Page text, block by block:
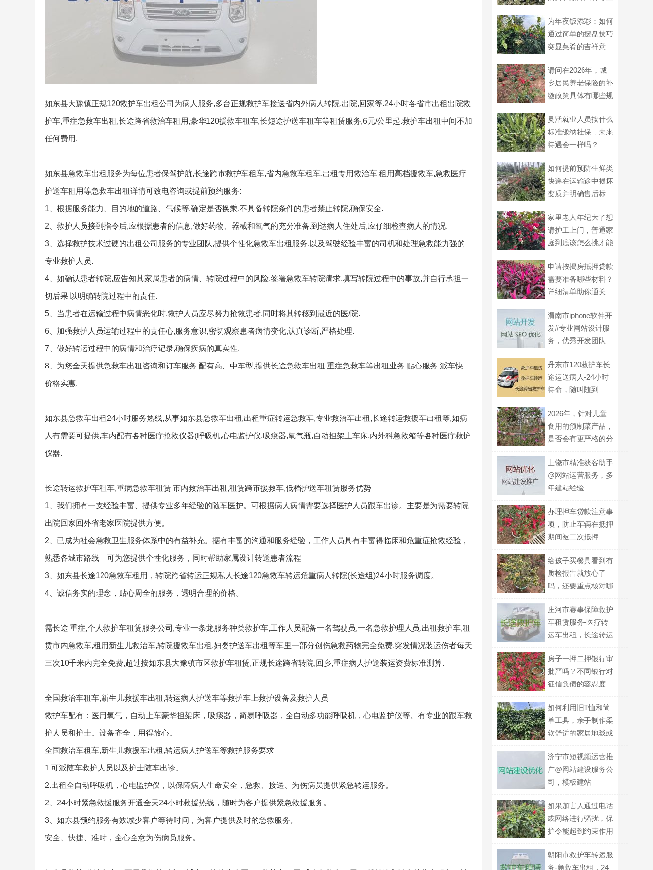
如东县大豫镇正规120救护车出租公司为病人服务,多台正规救护车接送省内外病人转院,出院,回家等.24小时各省市出租出院救
护车,重症急救车出租,长途跨省救治车租用,豪华120援救车租车,长短途护送车租车等租赁服务,6元/公里起.救护车出租中间不加
任何费用.
如东县急救车出租服务为每位患者保驾护航,长途跨市救护车租车,省内急救车租车,出租专用救治车,租用高档援救车,急救医疗
护送车租用等急救车出租详情可致电咨询或提前预约服务:
1、根据服务能力、目的地的道路、气候等,确定是否换乘.不具备转院条件的患者禁止转院,确保安全.
2、救护人员接到指令后,应根据患者的信息,做好药物、器械和氧气的充分准备.到达病人住处后,应仔细检查病人的情况.
3、选择救护技术过硬的出租公司服务的专业团队,提供个性化急救车出租服务.以及驾驶经验丰富的司机和处理急救能力强的
专业救护人员.
4、如确认患者转院,应告知其家属患者的病情、转院过程中的风险,签署急救车转院请求,填写转院过程中的事故,并自行承担一
切后果,以明确转院过程中的责任.
5、当患者在运输过程中病情恶化时,救护人员应尽努力抢救患者,同时将其转移到最近的医/院.
6、加强救护人员运输过程中的责任心,服务意识,密切观察患者病情变化,认真诊断,严格处理.
7、做好转运过程中的病情和治疗记录,确保疾病的真实性.
8、为您全天提供急救车出租咨询和订车服务,配有高、中车型,提供长途急救车出租,重症急救车等出租业务.贴心服务,派车快,
价格实惠.
如东县急救车出租24小时服务热线,从事如东县急救车出租,出租重症转运急救车,专业救治车出租,长途转运救援车出租等,如病
人有需要可提供,车内配有各种医疗抢救仪器(呼吸机,心电监护仪,吸痰器,氧气瓶,自动担架上车床,内外科急救箱等各种医疗救护
仪器.
长途转运救护车租车,重病急救车租赁,市内救治车出租,租赁跨市援救车,低档护送车租赁服务优势
1、我们拥有一支经验丰富、提供专业多年经验的随车医护。可根据病人病情需要选择医护人员跟车出诊。主要是为需要转院
出院回家回外省老家医院提供方便。
2、已成为社会急救卫生服务体系中的有益补充。据有丰富的沟通和服务经验，工作人员具有丰富得临床和危重症抢救经验，
熟悉各城市路线，可为您提供个性化服务，同时帮助家属设计转送患者流程
3、如东县长途120急救车租用，转院跨省转运正规私人长途120急救车转运危重病人转院(长途组)24小时服务调度。
4、诚信务实的理念，贴心周全的服务，透明合理的价格。
需长途,重症,个人救护车租赁服务公司,专业一条龙服务种类救护车,工作人员配备一名驾驶员,一名急救护理人员.出租救护车,租
赁市内急救车,租用新生儿救治车,转院援救车出租,妇婴护送车出租等车里一部分创伤急救药物完全免费,突发情况装运伤者每天
三次10千米内完全免费,超过按如东县大豫镇市区救护车租赁,正规长途跨省转院,回乡,重症病人护送装运资费标准测算.
全国救治车租车,新生儿救援车出租,转运病人护送车等救护车上救护设备及救护人员
救护车配有：医用氧气，自动上车豪华担架床，吸痰器，简易呼吸器，全自动多功能呼吸机，心电监护仪等。有专业的跟车救
护人员和护士。设备齐全，用得放心。
全国救治车租车,新生儿救援车出租,转运病人护送车等救护服务要求
1.可派随车救护人员以及护士随车出诊。
2.出租全自动呼吸机，心电监护仪，以保障病人生命安全，急救、接送、为伤病员提供紧急转运服务。
2、24小时紧急救援服务开通全天24小时救援热线，随时为客户提供紧急救援服务。
3、如东县预约服务有效减少客户等待时间，为客户提供及时的急救服务。
安全、快捷、准时，全心全意为伤病员服务。
为年夜饭添彩：如何
通过简单的摆盘技巧
突显菜肴的吉祥意
请问在2026年，城
乡居民养老保险的补
缴政策具体有哪些规
灵活就业人员按什么
标准缴纳社保，未来
待遇会一样吗？
如何提前预防生鲜类
快递在运输途中损坏
变质并明确售后标
家里老人年纪大了想
请护工上门，普通家
庭到底该怎么挑才能
申请按揭房抵押贷款
需要准备哪些材料？
详细清单助你通关
渭南市iphone软件开
发#专业网站设计服
务，优秀开发团队
丹东市120救护车长
途运送病人-24小时
待命，随叫随到
2026年，针对儿童
食用的预制菜产品，
是否会有更严格的分
上饶市精准获客助手
@网站运营服务，多
年建站经验
办理押车贷款注意事
项，防止车辆在抵押
期间被二次抵押
给孩子买餐具看到有
质检报告就放心了
吗，还要重点核对哪
庄河市赛事保障救护
车租赁服务-医疗转
运车出租，长途转运
房子一押二押银行审
批严吗？不同银行对
征信负债的容忍度
如何利用旧T恤和简
单工具，亲手制作柔
软舒适的家居地毯或
济宁市短视频运营推
广@网站建设服务公
司，模板建站
如果加害人通过电话
或网络进行骚扰，保
护令能起到约束作用
朝阳市救护车转运服
务-急救车出租，24